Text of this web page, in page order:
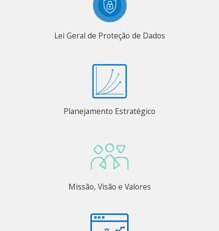
Lei Geral de Proteção de Dados
Planejamento Estratégico
Missão, Visão e Valores